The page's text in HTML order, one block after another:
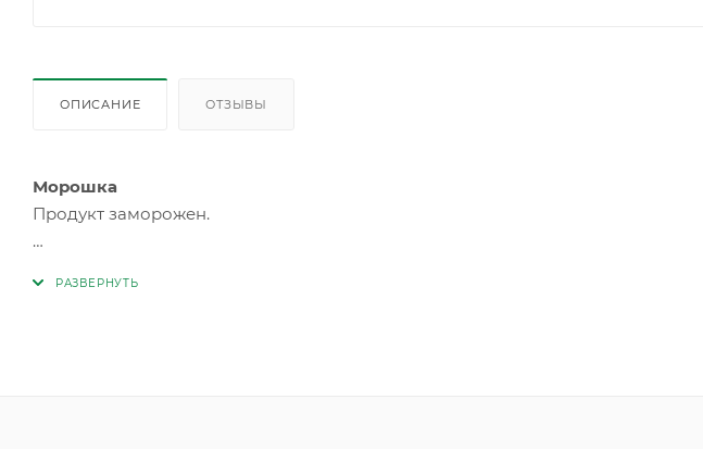
ОПИСАНИЕ ОТЗЫВЫ
Морошка
Продукт заморожен.